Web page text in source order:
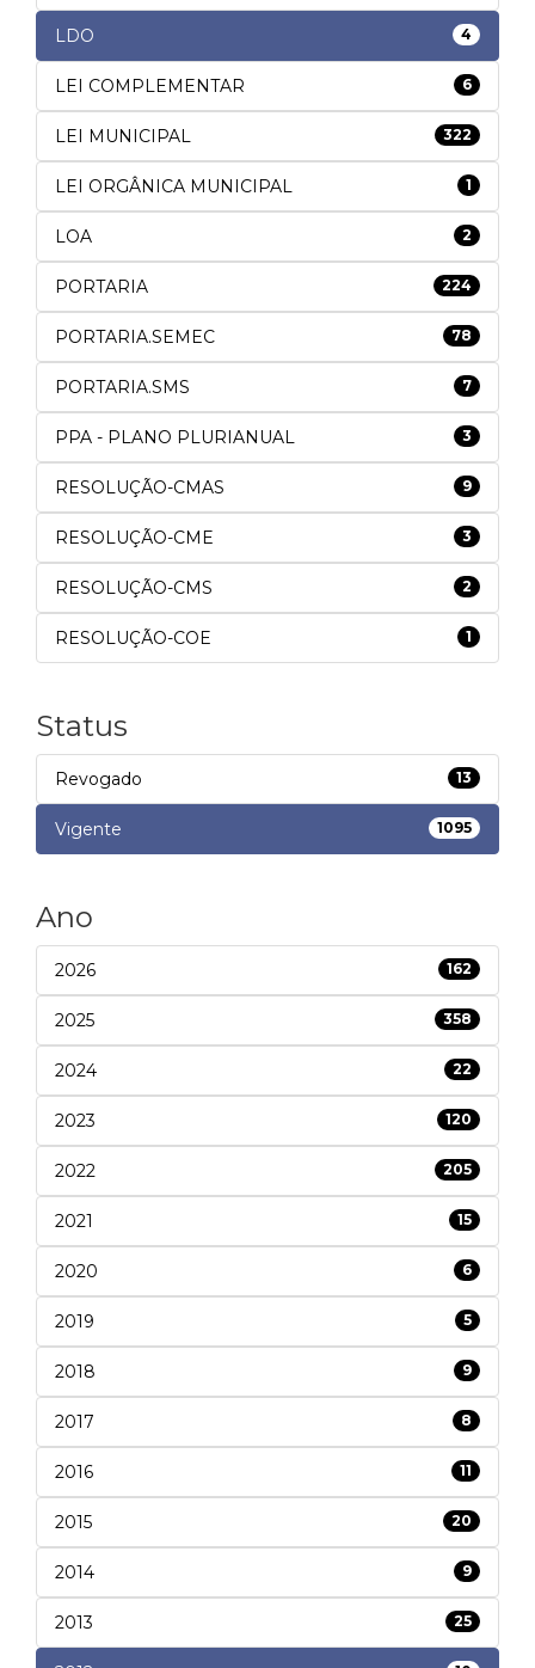
LDO 4
LEI COMPLEMENTAR 6
LEI MUNICIPAL 322
LEI ORGÂNICA MUNICIPAL 1
LOA 2
PORTARIA 224
PORTARIA.SEMEC 78
PORTARIA.SMS 7
PPA - PLANO PLURIANUAL 3
RESOLUÇÃO-CMAS 9
RESOLUÇÃO-CME 3
RESOLUÇÃO-CMS 2
RESOLUÇÃO-COE 1
Status
Revogado 13
Vigente 1095
Ano
2026 162
2025 358
2024 22
2023 120
2022 205
2021 15
2020 6
2019 5
2018 9
2017 8
2016 11
2015 20
2014 9
2013 25